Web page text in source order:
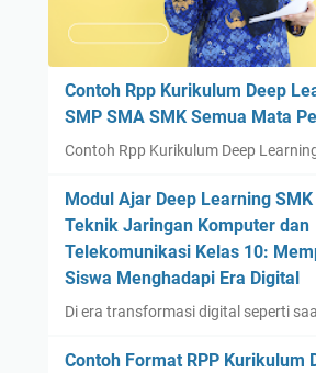
Contoh Rpp Kurikulum Deep
SMP SMA SMK Semua Mata
Contoh Rpp Kurikulum Deep
Modul Ajar Deep Learning
Teknik Jaringan Komputer dan
Telekomunikasi Kelas 10:
Siswa Menghadapi Era Digital
Di era transformasi digital seperti
Contoh Format RPP Kurikulum